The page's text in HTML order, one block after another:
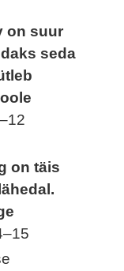
on suur
seda
on täis